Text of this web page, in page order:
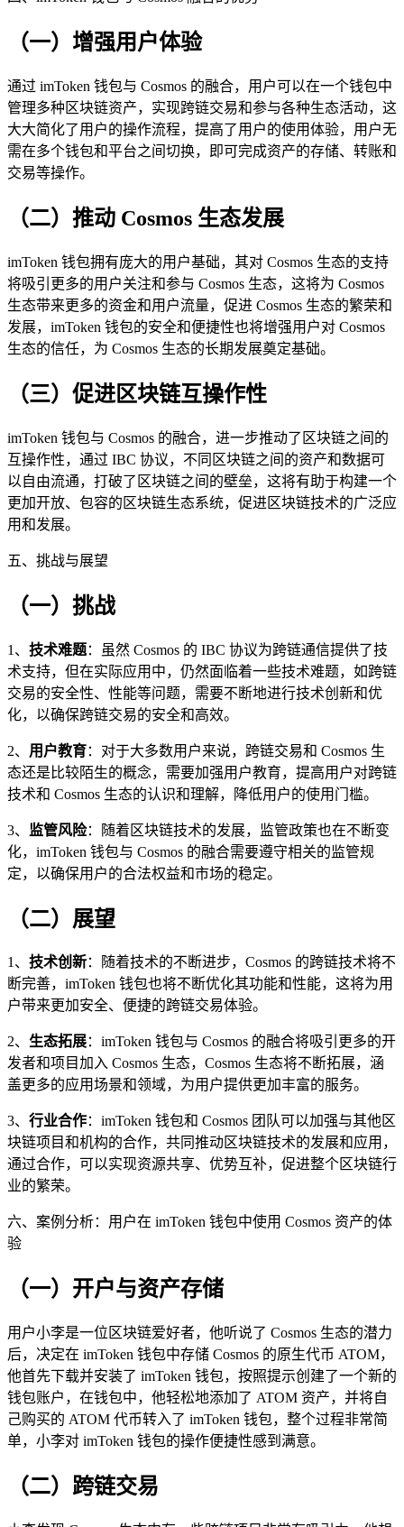
（一）增强用户体验
通过 imToken 钱包与 Cosmos 的融合，用户可以在一个钱包中
管理多种区块链资产，实现跨链交易和参与各种生态活动，这
大大简化了用户的操作流程，提高了用户的使用体验，用户无
需在多个钱包和平台之间切换，即可完成资产的存储、转账和
交易等操作。
（二）推动 Cosmos 生态发展
imToken 钱包拥有庞大的用户基础，其对 Cosmos 生态的支持
将吸引更多的用户关注和参与 Cosmos 生态，这将为 Cosmos
生态带来更多的资金和用户流量，促进 Cosmos 生态的繁荣和
发展，imToken 钱包的安全和便捷性也将增强用户对 Cosmos
生态的信任，为 Cosmos 生态的长期发展奠定基础。
（三）促进区块链互操作性
imToken 钱包与 Cosmos 的融合，进一步推动了区块链之间的
互操作性，通过 IBC 协议，不同区块链之间的资产和数据可
以自由流通，打破了区块链之间的壁垒，这将有助于构建一个
更加开放、包容的区块链生态系统，促进区块链技术的广泛应
用和发展。
五、挑战与展望
（一）挑战
1、 技术难题：虽然 Cosmos 的 IBC 协议为跨链通信提供了技
术支持，但在实际应用中，仍然面临着一些技术难题，如跨链
交易的安全性、性能等问题，需要不断地进行技术创新和优
化，以确保跨链交易的安全和高效。
2、 用户教育：对于大多数用户来说，跨链交易和 Cosmos 生
态还是比较陌生的概念，需要加强用户教育，提高用户对跨链
技术和 Cosmos 生态的认识和理解，降低用户的使用门槛。
3、 监管风险：随着区块链技术的发展，监管政策也在不断变
化，imToken 钱包与 Cosmos 的融合需要遵守相关的监管规
定，以确保用户的合法权益和市场的稳定。
（二）展望
1、 技术创新：随着技术的不断进步，Cosmos 的跨链技术将不
断完善，imToken 钱包也将不断优化其功能和性能，这将为用
户带来更加安全、便捷的跨链交易体验。
2、 生态拓展：imToken 钱包与 Cosmos 的融合将吸引更多的开
发者和项目加入 Cosmos 生态，Cosmos 生态将不断拓展，涵
盖更多的应用场景和领域，为用户提供更加丰富的服务。
3、 行业合作：imToken 钱包和 Cosmos 团队可以加强与其他区
块链项目和机构的合作，共同推动区块链技术的发展和应用，
通过合作，可以实现资源共享、优势互补，促进整个区块链行
业的繁荣。
六、案例分析：用户在 imToken 钱包中使用 Cosmos 资产的体
验
（一）开户与资产存储
用户小李是一位区块链爱好者，他听说了 Cosmos 生态的潜力
后，决定在 imToken 钱包中存储 Cosmos 的原生代币 ATOM，
他首先下载并安装了 imToken 钱包，按照提示创建了一个新的
钱包账户，在钱包中，他轻松地添加了 ATOM 资产，并将自
己购买的 ATOM 代币转入了 imToken 钱包，整个过程非常简
单，小李对 imToken 钱包的操作便捷性感到满意。
（二）跨链交易